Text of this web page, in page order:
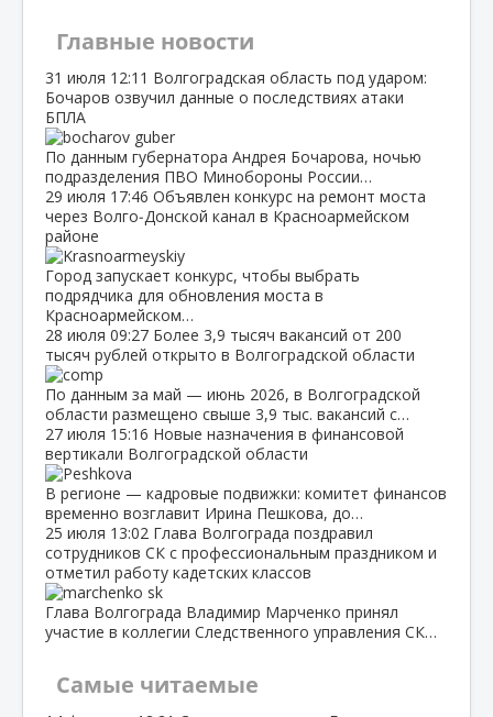
Главные новости
31 июля 12:11 Волгоградская область под ударом:
Бочаров озвучил данные о последствиях атаки
БПЛА
По данным губернатора Андрея Бочарова, ночью
подразделения ПВО Минобороны России…
29 июля 17:46 Объявлен конкурс на ремонт моста
через Волго‑Донской канал в Красноармейском
районе
Город запускает конкурс, чтобы выбрать
подрядчика для обновления моста в
Красноармейском…
28 июля 09:27 Более 3,9 тысяч вакансий от 200
тысяч рублей открыто в Волгоградской области
По данным за май — июнь 2026, в Волгоградской
области размещено свыше 3,9 тыс. вакансий с…
27 июля 15:16 Новые назначения в финансовой
вертикали Волгоградской области
В регионе — кадровые подвижки: комитет финансов
временно возглавит Ирина Пешкова, до…
25 июля 13:02 Глава Волгограда поздравил
сотрудников СК с профессиональным праздником и
отметил работу кадетских классов
Глава Волгограда Владимир Марченко принял
участие в коллегии Следственного управления СК…
Самые читаемые